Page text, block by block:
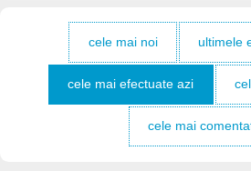
cele mai noi ultimele
cele mai efectuate azi
cele mai